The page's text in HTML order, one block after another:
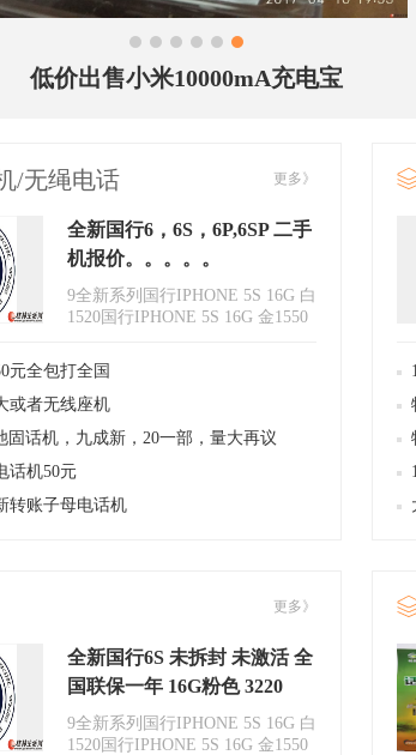
3 4 5 6
低价出售小米10000mA充电宝
更多》
/无绳电话
全新国行6，6S，6P,6SP 二手
机报价。。。。。
9全新系列国行IPHONE 5S 16G 白
1520国行IPHONE 5S 16G 金1550
元全包打全国
或者无线座机
固话机，九成新，20一部，量大再议
话机50元
转账子母电话机
更多》
全新国行6S 未拆封 未激活 全
国联保一年 16G粉色 3220
9全新系列国行IPHONE 5S 16G 白
1520国行IPHONE 5S 16G 金1550